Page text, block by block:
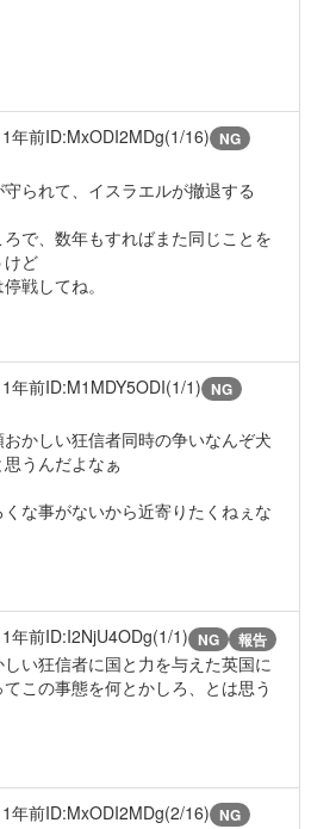
1年前ID:MxODI2MDg(1/16) NG
られて、イスラエルが撤退する
で、数年もすればまた同じことを
けど
戦してね。
1年前ID:M1MDY5ODI(1/1) NG
かしい狂信者同時の争いなんぞ犬
うんだよなぁ
な事がないから近寄りたくねぇな
1年前ID:I2NjU4ODg(1/1) NG 報告
しい狂信者に国と力を与えた英国に
この事態を何とかしろ、とは思う
1年前ID:MxODI2MDg(2/16) NG